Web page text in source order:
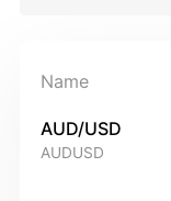
Name
AUD/USD
AUDUSD